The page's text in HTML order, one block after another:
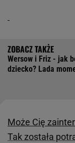
Wersow i Friz - jak
dziecko? Lada
Może Cię
Tak została